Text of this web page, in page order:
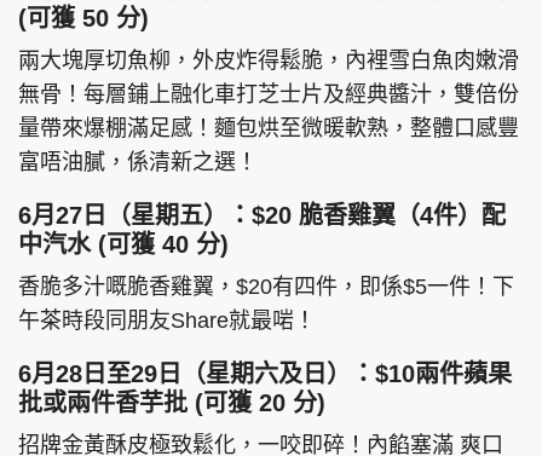
(可獲 50 分)
兩大塊厚切魚柳，外皮炸得鬆脆，內裡雪白魚肉嫩滑
無骨！每層鋪上融化車打芝士片及經典醬汁，雙倍份
量帶來爆棚滿足感！麵包烘至微暖軟熟，整體口感豐
富唔油膩，係清新之選！
6月27日（星期五）：$20 脆香雞翼（4件）配
中汽水 (可獲 40 分)
香脆多汁嘅脆香雞翼，$20有四件，即係$5一件！下
午茶時段同朋友Share就最啱！
6月28日至29日（星期六及日）：$10兩件蘋果
批或兩件香芋批 (可獲 20 分)
招牌金黃酥皮極致鬆化，一咬即碎！內餡塞滿 爽口